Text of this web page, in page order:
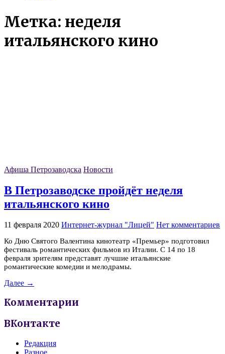
Метка: неделя
итальянского кино
Афиша Петрозаводска Новости
В Петрозаводске пройдёт неделя
итальянского кино
11 февраля 2020 Интернет-журнал "Лицей" Нет комментариев
Ко Дню Святого Валентина кинотеатр «Премьер» подготовил
фестиваль романтических фильмов из Италии. С 14 по 18
февраля зрителям представят лучшие итальянские
романтические комедии и мелодрамы.
Далее →
Комментарии
ВКонтакте
Редакция
Разное